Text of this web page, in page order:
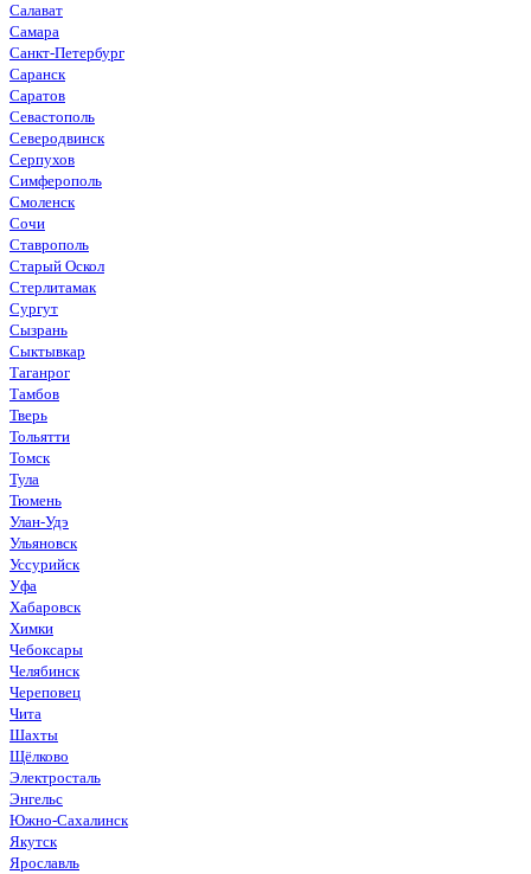
Салават
Самара
Санкт-Петербург
Саранск
Саратов
Севастополь
Северодвинск
Серпухов
Симферополь
Смоленск
Сочи
Ставрополь
Старый Оскол
Стерлитамак
Сургут
Сызрань
Сыктывкар
Таганрог
Тамбов
Тверь
Тольятти
Томск
Тула
Тюмень
Улан-Удэ
Ульяновск
Уссурийск
Уфа
Хабаровск
Химки
Чебоксары
Челябинск
Череповец
Чита
Шахты
Щёлково
Электросталь
Энгельс
Южно-Сахалинск
Якутск
Ярославль